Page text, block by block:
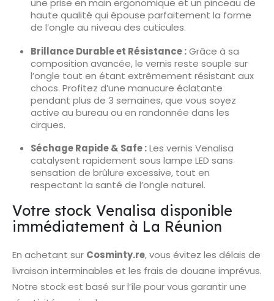
une prise en main ergonomique et un pinceau de
haute qualité qui épouse parfaitement la forme
de l’ongle au niveau des cuticules.
Brillance Durable et Résistance :Grâce à sa
composition avancée, le vernis reste souple sur
l’ongle tout en étant extrêmement résistant aux
chocs. Profitez d’une manucure éclatante
pendant plus de 3 semaines, que vous soyez
active au bureau ou en randonnée dans les
cirques.
Séchage Rapide & Safe :Les vernis Venalisa
catalysent rapidement sous lampe LED sans
sensation de brûlure excessive, tout en
respectant la santé de l’ongle naturel.
Votre stock Venalisa disponible
immédiatement à La Réunion
En achetant sur Cosminty.re, vous évitez les délais de
livraison interminables et les frais de douane imprévus.
Notre stock est basé sur l’île pour vous garantir une